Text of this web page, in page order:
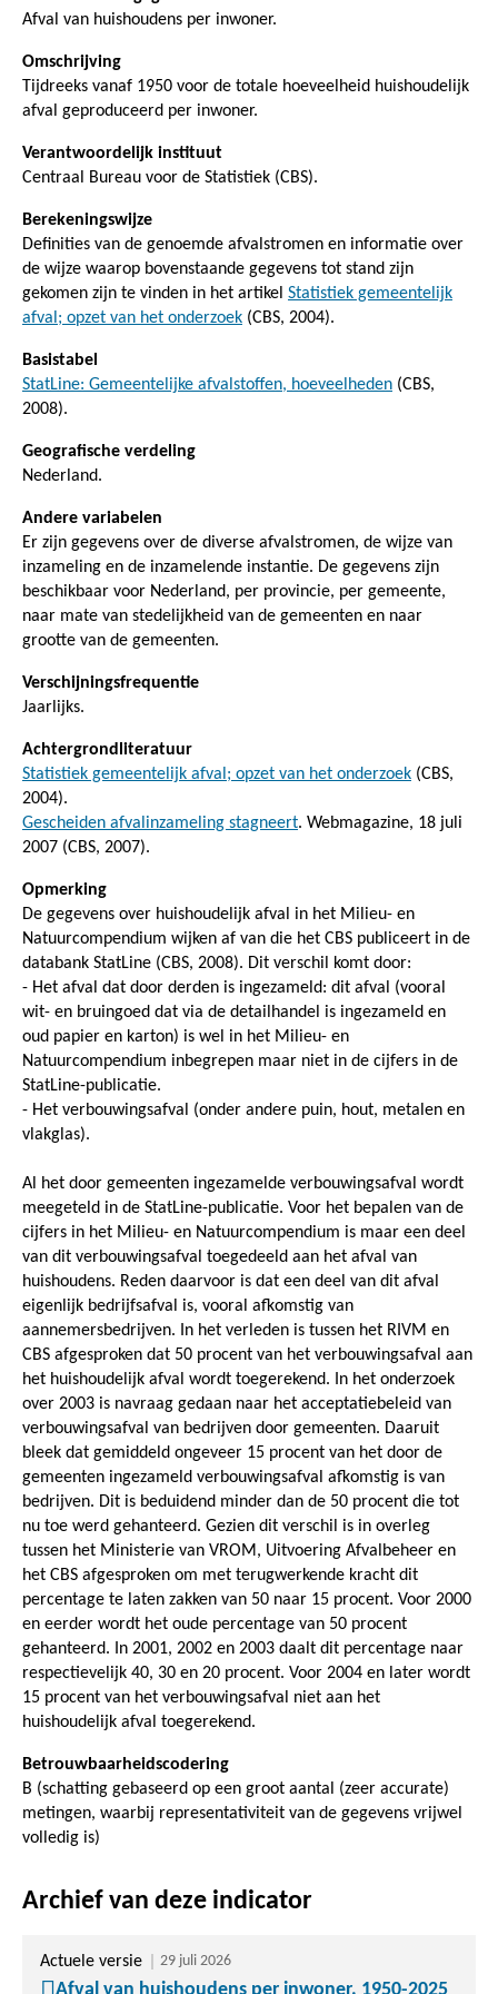
Afval van huishoudens per inwoner.
Omschrijving
Tijdreeks vanaf 1950 voor de totale hoeveelheid huishoudelijk
afval geproduceerd per inwoner.
Verantwoordelijk instituut
Centraal Bureau voor de Statistiek (CBS).
Berekeningswijze
Definities van de genoemde afvalstromen en informatie over
de wijze waarop bovenstaande gegevens tot stand zijn
gekomen zijn te vinden in het artikel Statistiek gemeentelijk
afval; opzet van het onderzoek (CBS, 2004).
Basistabel
StatLine: Gemeentelijke afvalstoffen, hoeveelheden (CBS,
2008).
Geografische verdeling
Nederland.
Andere variabelen
Er zijn gegevens over de diverse afvalstromen, de wijze van
inzameling en de inzamelende instantie. De gegevens zijn
beschikbaar voor Nederland, per provincie, per gemeente,
naar mate van stedelijkheid van de gemeenten en naar
grootte van de gemeenten.
Verschijningsfrequentie
Jaarlijks.
Achtergrondliteratuur
Statistiek gemeentelijk afval; opzet van het onderzoek (CBS,
2004).
Gescheiden afvalinzameling stagneert. Webmagazine, 18 juli
2007 (CBS, 2007).
Opmerking
De gegevens over huishoudelijk afval in het Milieu- en
Natuurcompendium wijken af van die het CBS publiceert in de
databank StatLine (CBS, 2008). Dit verschil komt door:
- Het afval dat door derden is ingezameld: dit afval (vooral
wit- en bruingoed dat via de detailhandel is ingezameld en
oud papier en karton) is wel in het Milieu- en
Natuurcompendium inbegrepen maar niet in de cijfers in de
StatLine-publicatie.
- Het verbouwingsafval (onder andere puin, hout, metalen en
vlakglas).
Al het door gemeenten ingezamelde verbouwingsafval wordt
meegeteld in de StatLine-publicatie. Voor het bepalen van de
cijfers in het Milieu- en Natuurcompendium is maar een deel
van dit verbouwingsafval toegedeeld aan het afval van
huishoudens. Reden daarvoor is dat een deel van dit afval
eigenlijk bedrijfsafval is, vooral afkomstig van
aannemersbedrijven. In het verleden is tussen het RIVM en
CBS afgesproken dat 50 procent van het verbouwingsafval aan
het huishoudelijk afval wordt toegerekend. In het onderzoek
over 2003 is navraag gedaan naar het acceptatiebeleid van
verbouwingsafval van bedrijven door gemeenten. Daaruit
bleek dat gemiddeld ongeveer 15 procent van het door de
gemeenten ingezameld verbouwingsafval afkomstig is van
bedrijven. Dit is beduidend minder dan de 50 procent die tot
nu toe werd gehanteerd. Gezien dit verschil is in overleg
tussen het Ministerie van VROM, Uitvoering Afvalbeheer en
het CBS afgesproken om met terugwerkende kracht dit
percentage te laten zakken van 50 naar 15 procent. Voor 2000
en eerder wordt het oude percentage van 50 procent
gehanteerd. In 2001, 2002 en 2003 daalt dit percentage naar
respectievelijk 40, 30 en 20 procent. Voor 2004 en later wordt
15 procent van het verbouwingsafval niet aan het
huishoudelijk afval toegerekend.
Betrouwbaarheidscodering
B (schatting gebaseerd op een groot aantal (zeer accurate)
metingen, waarbij representativiteit van de gegevens vrijwel
volledig is)
Archief van deze indicator
Actuele versie 29 juli 2026